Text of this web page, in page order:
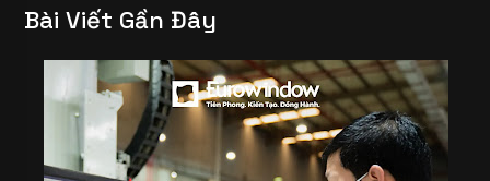
Bài Viết Gần Đây